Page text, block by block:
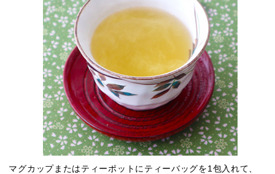
マグカップまたはティーポットにティーバッグを1包入れて、